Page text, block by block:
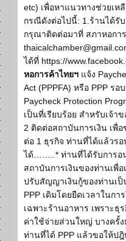
etc) เพื่อหาแนวทางช่วยเห
กรณีดังต่อไปนี้: 1.ร้านได้รั
กรุณาติดต่อมาที่ สภาหอกา
ได้ที่ https://
หอการค้าไทยฯ แจ้ง
Act (PPPFA) หรือ PPP ร
Paycheck Protection
เป็นที่เรียบร้อย สำหรับเจ้า
2 ติดต่อสถาบันการเงิน เพื่
ต่อ 1 ธุรกิจ ท่านที่ได้แล้วร
ได้……..* ท่านที่ได้รับการอ
สถาบันการเงินของท่านเพื่
ปรับสัญญาเงินกู้ของท่านเป็
PPP เดิมโดยยืดเวลาในก
เฉพาะร้านอาหาร เพราะธุ
ค่าใช้จ่ายส่วนใหญ่ บางครั้
ท่านที่ได้ PPP แล้วขอให้ป